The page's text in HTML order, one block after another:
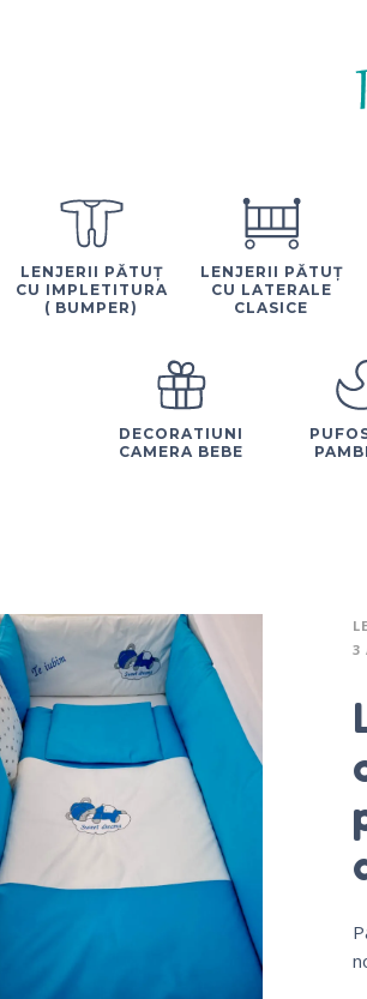
LENJERII PĂTUȚ
CU IMPLETITURA
( BUMPER)
LENJERII PĂTUȚ
CU LATERALE
CLASICE
DECORATIUNI
CAMERA BEBE
3